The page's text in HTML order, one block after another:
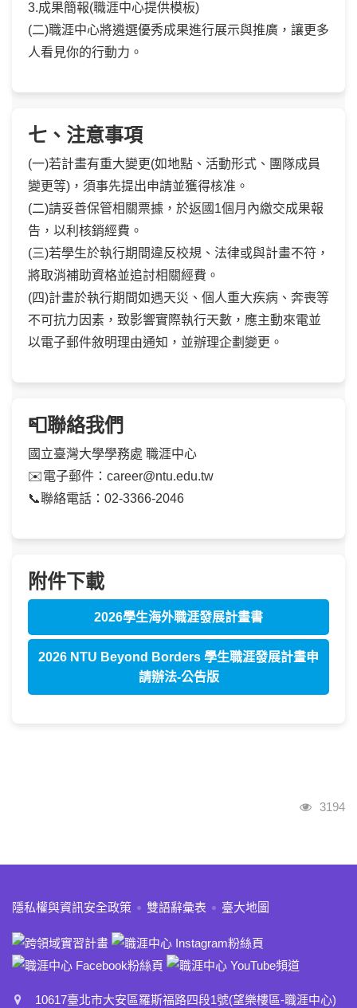
3.成果簡報(職涯中心提供模板)
(二)職涯中心將遴選優秀成果進行展示與推廣，讓更多
人看見你的行動力。
七、注意事項
(一)若計畫有重大變更(如地點、活動形式、團隊成員
變更等)，須事先提出申請並獲得核准。
(二)請妥善保管相關票據，於返國1個月內繳交成果報
告，以利核銷經費。
(三)若學生於執行期間違反校規、法律或與計畫不符，
將取消補助資格並追討相關經費。
(四)計畫於執行期間如遇天災、個人重大疾病、奔喪等
不可抗力因素，致影響實際執行天數，應主動來電並
以電子郵件敘明理由通知，並辦理企劃變更。
📮聯絡我們
國立臺灣大學學務處 職涯中心
✉️電子郵件：career@ntu.edu.tw
📞聯絡電話：02-3366-2046
附件下載
2026學生海外職涯發展計畫書
2026 NTU Beyond Borders 學生職涯發展計畫申
請辦法-公告版
瀏覽人
3194
:::
隱私權與資訊安全政策 雙語辭彙表 臺大地圖
10617臺北市大安區羅斯福路四段1號(望樂樓區-職涯中心)